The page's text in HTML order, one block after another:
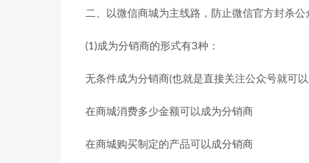
二、以微信商城为主线路，防止微信官方封杀公
(1)成为分销商的形式有3种：
无条件成为分销商(也就是直接关注公众号就可
在商城消费多少金额可以成为分销商
在商城购买制定的产品可以成分销商